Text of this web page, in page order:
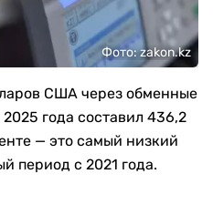
Фото: zakon.kz
США через обменные
года составил 436,2
— это самый низкий
период с 2021 года.